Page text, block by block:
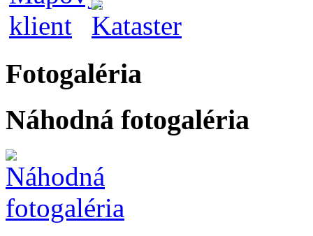
Fotogaléria
Náhodná fotogaléria